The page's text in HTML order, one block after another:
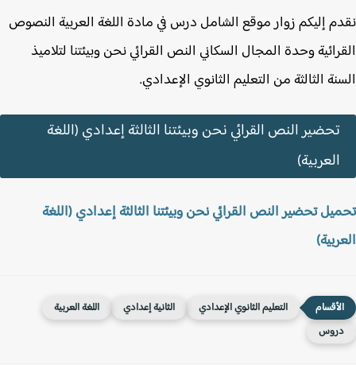
إليكم زوار موقع الشامل درس في مادة اللغة العربية النصوص
وحدة المجال السكاني النص القرائي نحن وبيئتنا لتلاميذ
الثالثة من التعليم الثانوي الإعدادي.
تحضير النص القرائي نحن وبيئتنا الثالثة إعدادي (اللغة
العربية)
تحضير النص القرائي نحن وبيئتنا الثالثة إعدادي (اللغة
التعليم الثانوي الإعدادي الثانية إعدادي
اللغة العربية